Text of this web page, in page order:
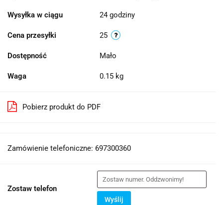
Wysyłka w ciągu 24 godziny
Cena przesyłki 25
Dostępność Mało
Waga 0.15 kg
Pobierz produkt do PDF
Zamówienie telefoniczne: 697300360
Zostaw telefon
Wyślij